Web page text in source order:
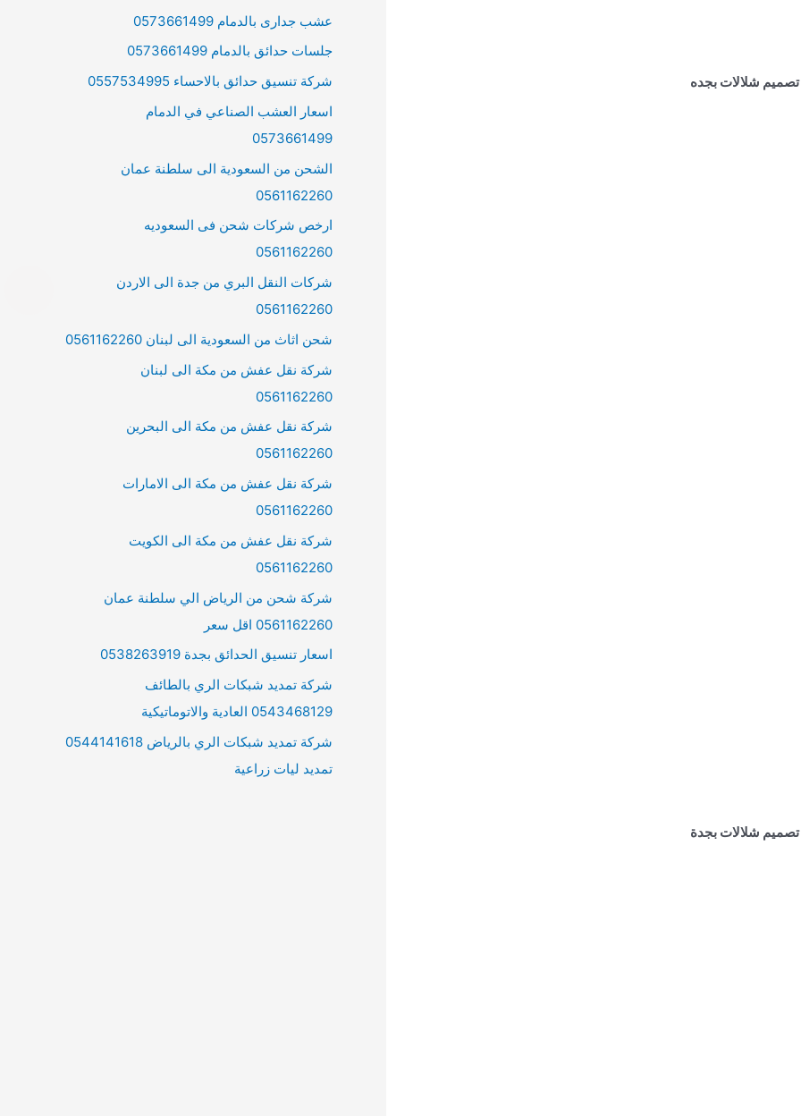
شلالات بجده
شلالات بجدة
عشب جدارى بالدمام 0573661499
جلسات حدائق بالدمام 0573661499
شركة تنسيق حدائق بالاحساء 0557534995
اسعار العشب الصناعي في الدمام
0573661499
الشحن من السعودية الى سلطنة عمان
0561162260
ارخص شركات شحن فى السعوديه
0561162260
شركات النقل البري من جدة الى الاردن
0561162260
شحن اثاث من السعودية الى لبنان 0561162260
شركة نقل عفش من مكة الى لبنان
0561162260
شركة نقل عفش من مكة الى البحرين
0561162260
شركة نقل عفش من مكة الى الامارات
0561162260
شركة نقل عفش من مكة الى الكويت
0561162260
شركة شحن من الرياض الي سلطنة عمان
0561162260 اقل سعر
اسعار تنسيق الحدائق بجدة 0538263919
شركة تمديد شبكات الري بالطائف
0543468129 العادية والاتوماتيكية
شركة تمديد شبكات الري بالرياض 0544141618
تمديد ليات زراعية